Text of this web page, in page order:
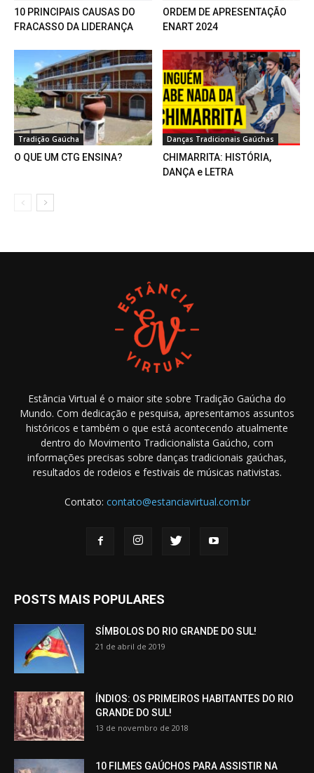
10 PRINCIPAIS CAUSAS DO
FRACASSO DA LIDERANÇA
ORDEM DE APRESENTAÇÃO
ENART 2024
Tradição Gaúcha
O QUE UM CTG ENSINA?
Danças Tradicionais Gaúchas
CHIMARRITA: HISTÓRIA,
DANÇA e LETRA
Estância Virtual é o maior site sobre Tradição Gaúcha do
Mundo. Com dedicação e pesquisa, apresentamos assuntos
históricos e também o que está acontecendo atualmente
dentro do Movimento Tradicionalista Gaúcho, com
informações precisas sobre danças tradicionais gaúchas,
resultados de rodeios e festivais de músicas nativistas.
Contato: contato@estanciavirtual.com.br
POSTS MAIS POPULARES
SÍMBOLOS DO RIO GRANDE DO SUL!
21 de abril de 2019
ÍNDIOS: OS PRIMEIROS HABITANTES DO RIO
GRANDE DO SUL!
13 de novembro de 2018
10 FILMES GAÚCHOS PARA ASSISTIR NA